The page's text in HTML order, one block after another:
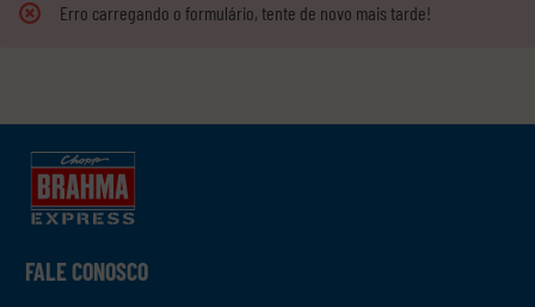
Erro carregando o formulário, tente de novo mais tarde!
FALE CONOSCO